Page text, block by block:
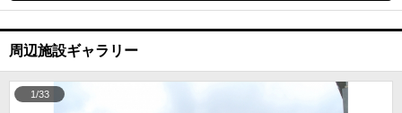
周辺施設ギャラリー
1/33